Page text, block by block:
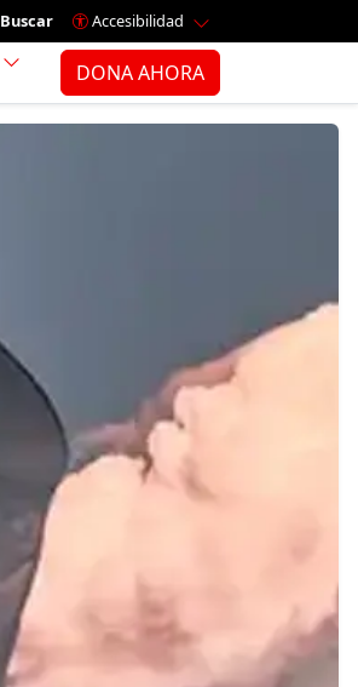
Ir al menú principal
Buscar
Accesibilidad
DONA AHORA